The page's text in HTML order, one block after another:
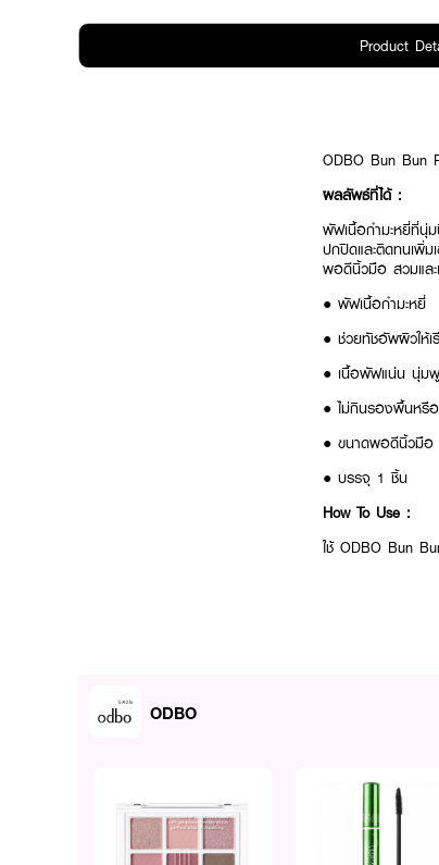
Product
ODBO Bun Bun
ผลลัพธ์ที่ได้ :
พัฟเนื้อกำมะหยี่ที่นุ่
ปกปิดและติดทนเพิ่ม
พอดีนิ้วมือ สวมและ
● พัฟเนื้อกำมะหยี่
● ช่วยทัชอัพผิวให้เ
● เนื้อพัฟแน่น นุ่มฟู
● ไม่กินรองพื้นหรื
● ขนาดพอดีนิ้วมือ
● บรรจุ 1 ชิ้น
How To Use :
ใช้ ODBO Bun
ODBO